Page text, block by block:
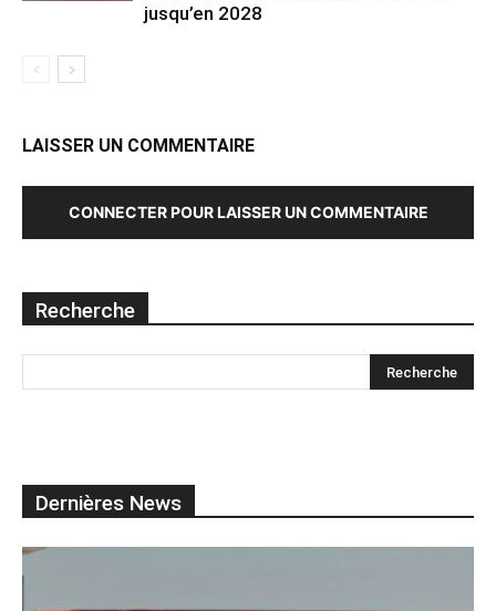
jusqu’en 2028
LAISSER UN COMMENTAIRE
CONNECTER POUR LAISSER UN COMMENTAIRE
Recherche
Dernières News